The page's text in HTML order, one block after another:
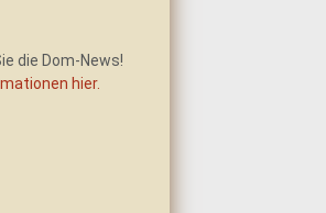
die Dom-News!
hier.